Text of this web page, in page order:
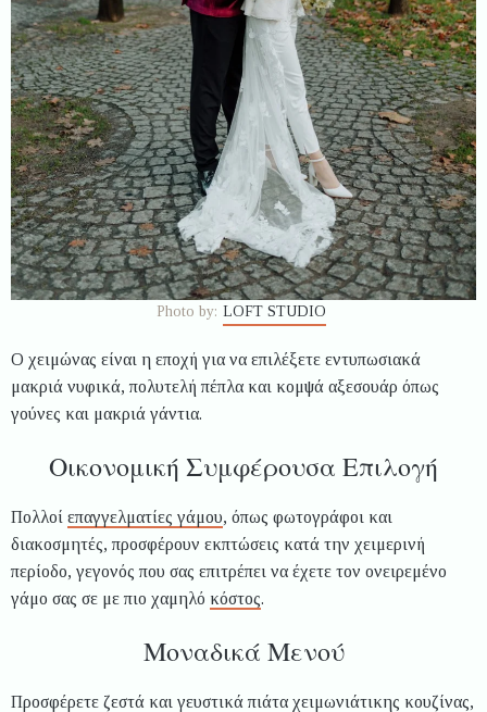
Photo by: LOFT STUDIO
Ο χειμώνας είναι η εποχή για να επιλέξετε εντυπωσιακά
μακριά νυφικά, πολυτελή πέπλα και κομψά αξεσουάρ όπως
γούνες και μακριά γάντια.
Οικονομική Συμφέρουσα Επιλογή
Πολλοί επαγγελματίες γάμου, όπως φωτογράφοι και
διακοσμητές, προσφέρουν εκπτώσεις κατά την χειμερινή
περίοδο, γεγονός που σας επιτρέπει να έχετε τον ονειρεμένο
γάμο σας σε με πιο χαμηλό κόστος.
Μοναδικά Μενού
Προσφέρετε ζεστά και γευστικά πιάτα χειμωνιάτικης κουζίνας,